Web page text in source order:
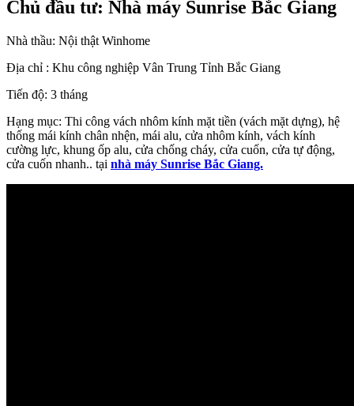
Chủ đầu tư: Nhà máy Sunrise Bắc Giang
Nhà thầu: Nội thật Winhome
Địa chỉ : Khu công nghiệp Vân Trung Tỉnh Bắc Giang
Tiến độ: 3 tháng
Hạng mục: Thi công vách nhôm kính mặt tiền (vách mặt dựng), hệ
thống mái kính chân nhện, mái alu, cửa nhôm kính, vách kính
cường lực, khung ốp alu, cửa chống cháy, cửa cuốn, cửa tự động,
cửa cuốn nhanh.. tại nhà máy Sunrise Bắc Giang.